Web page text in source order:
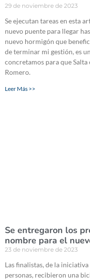
29 de noviembre de 2023
Se ejecutan tareas en esta
nuevo puente para llegar
nuevo hormigón que
de terminar mi gestión, es
concretamos para que
Romero.
Leer Más >>
Se entregaron los
nombre para el
23 de noviembre de 2023
Las finalistas, de la
personas, recibieron una